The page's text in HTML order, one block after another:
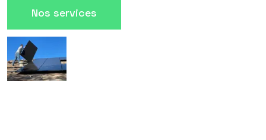
Nos services